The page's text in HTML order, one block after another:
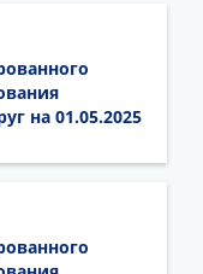
на 01.05.2025